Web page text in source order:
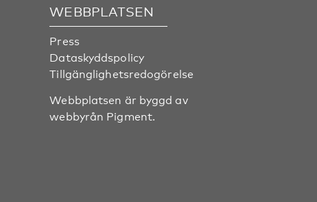
WEBBPLATSEN
Press
Dataskyddspolicy
Tillgänglighetsredogörelse
Webbplatsen är byggd av
webbyrån Pigment.